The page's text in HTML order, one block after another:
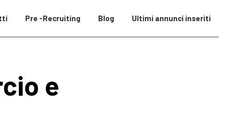
Pre -Recruiting Blog Ultimi annunci inseriti
e